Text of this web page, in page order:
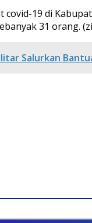
19 di
31 orang.
Salurkan